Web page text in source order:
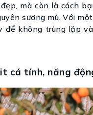
mà còn là cách
sương mù. Với
không trùng lặp
cá tính, năng